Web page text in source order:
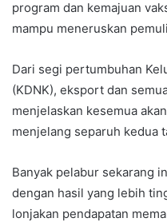
program dan kemajuan
mampu meneruskan
Dari segi pertumbuhan
(KDNK), eksport dan
menjelaskan kesemua
menjelang separuh kedua
Banyak pelabur sekarang
dengan hasil yang lebih
lonjakan pendapatan